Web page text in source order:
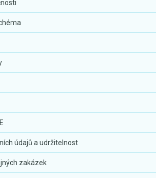
údajů a udržitelnost
zakázek